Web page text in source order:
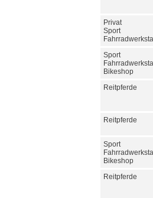
Privat
Sport
Sport
Bikeshop
Reitpferde
Reitpferde
Sport
Bikeshop
Reitpferde